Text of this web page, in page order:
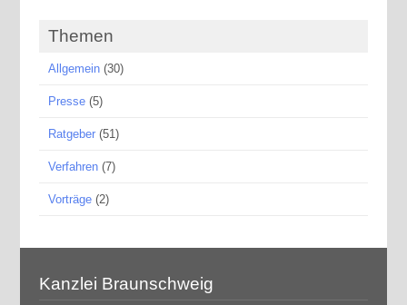
Themen
Allgemein(30)
Presse(5)
Ratgeber(51)
Verfahren(7)
Vorträge(2)
Kanzlei Braunschweig